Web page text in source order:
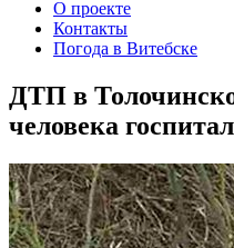
О проекте
Контакты
Погода в Витебске
ДТП в
человека